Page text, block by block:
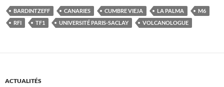
BARDINTZEFF CANARIES CUMBRE VIEJA LA PALMA
M6
RFI
TF1 UNIVERSITÉ PARIS-SACLAY VOLCANOLOGUE
ACTUALITÉS